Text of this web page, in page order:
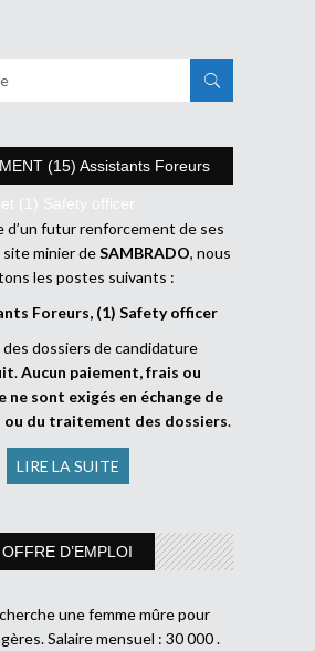
(15) Assistants Foreurs
et (1) Safety officer
d’un futur renforcement de ses
minier deSAMBRADO, nous
les postes suivants :
Foreurs, (1) Safety officer
dossiers de candidature
.Aucun paiement, frais ou
sont exigés en échange de
ou du traitement des dossiers.
LIRE LA SUITE
OFFRE D’EMPLOI
une femme mûre pour
Salaire mensuel : 30 000 .